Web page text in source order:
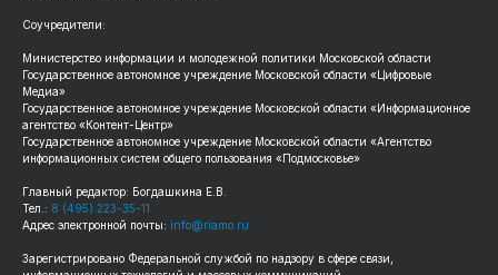
Соучредители:
Министерство информации и молодежной политики Московской области
Государственное автономное учреждение Московской области «Цифровые
Медиа»
Государственное автономное учреждение Московской области «Информационное
агентство «Контент-Центр»
Государственное автономное учреждение Московской области «Агентство
информационных систем общего пользования «Подмосковье»
Главный редактор: Богдашкина Е.В.
Тел.: 8 (495) 223-35-11
Адрес электронной почты: info@riamo.ru
Зарегистрировано Федеральной службой по надзору в сфере связи,